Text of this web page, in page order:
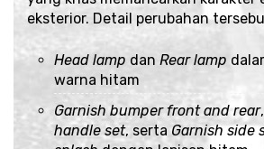
eksterior. Detail perubahan
Head lamp dan Rear lamp
warna hitam
Garnish bumper front and rear,
handle set, sertaGarnish side